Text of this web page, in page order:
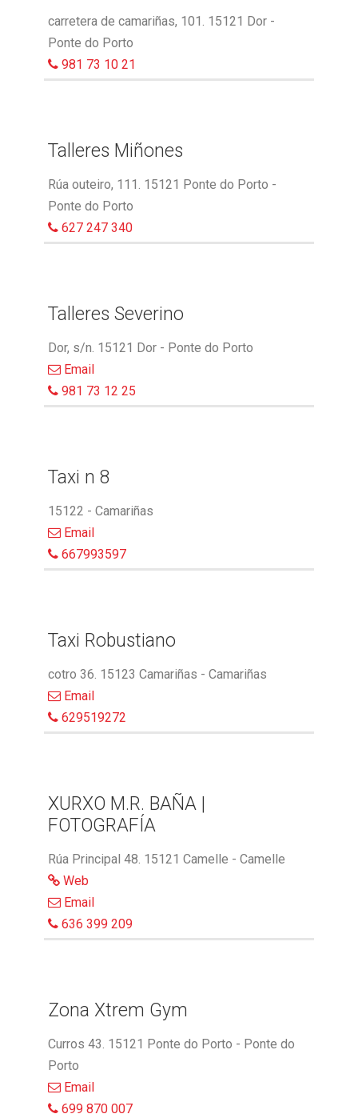
carretera de camariñas, 101. 15121 Dor -
Ponte do Porto
981 73 10 21
Talleres Miñones
Rúa outeiro, 111. 15121 Ponte do Porto -
Ponte do Porto
627 247 340
Talleres Severino
Dor, s/n. 15121 Dor - Ponte do Porto
Email
981 73 12 25
Taxi n 8
15122 - Camariñas
Email
667993597
Taxi Robustiano
cotro 36. 15123 Camariñas - Camariñas
Email
629519272
XURXO M.R. BAÑA |
FOTOGRAFÍA
Rúa Principal 48. 15121 Camelle - Camelle
Web
Email
636 399 209
Zona Xtrem Gym
Curros 43. 15121 Ponte do Porto - Ponte do
Porto
Email
699 870 007